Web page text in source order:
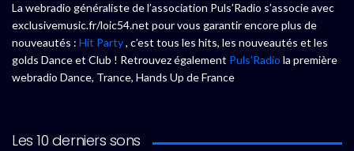
La webradio généraliste de l’association Puls’Radio s’associe avec
exclusivemusic.fr/loic54.net pour vous garantir encore plus de
nouveautés : Hit Party, c’est tous les hits, les nouveautés et les
golds Dance et Club ! Retrouvez également Puls’Radio la première
webradio Dance, Trance, Hands Up de France
Les 10 derniers sons